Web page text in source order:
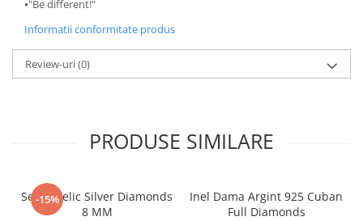
⦁"Be different!"
Informatii conformitate produs
Review-uri(0)
PRODUSE SIMILARE
-15%
Set Angelic Silver Diamonds
8 MM
Inel Dama Argint 925 Cuban
Full Diamonds